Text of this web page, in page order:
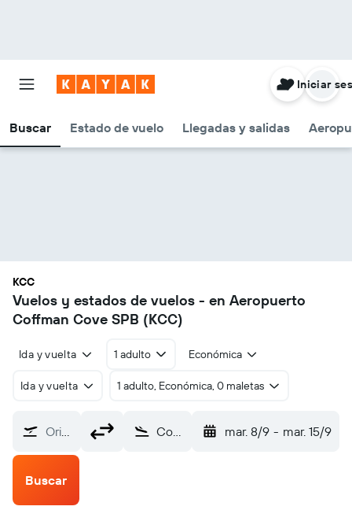
Buscar Estado de vuelo Llegadas y salidas
Iniciar
KCC
Vuelos y estados de vuelos - en Aeropuerto
Coffman Cove SPB (KCC)
Ida y vuelta 1 adulto Económica
Ida y vuelta 1 adulto, Económica, 0 maletas
Origen Coffman Cove SPB (KCC) mar. 8/9 - mar. 15/9
Buscar